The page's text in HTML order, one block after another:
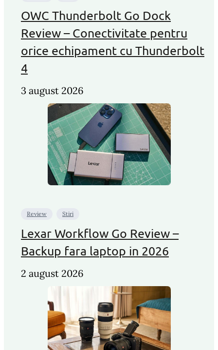
OWC Thunderbolt Go Dock
Review – Conectivitate pentru
orice echipament cu Thunderbolt
4
3 august 2026
Review Stiri
Lexar Workflow Go Review –
Backup fara laptop in 2026
2 august 2026